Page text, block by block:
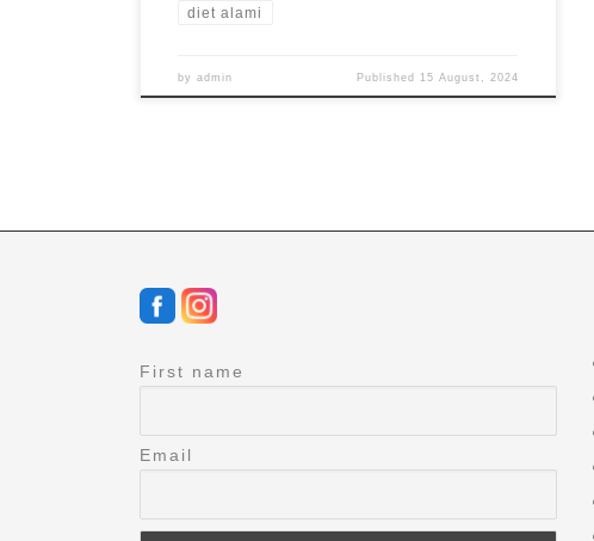
diet alami
byadmin Published 15 August, 2024
First name
Email